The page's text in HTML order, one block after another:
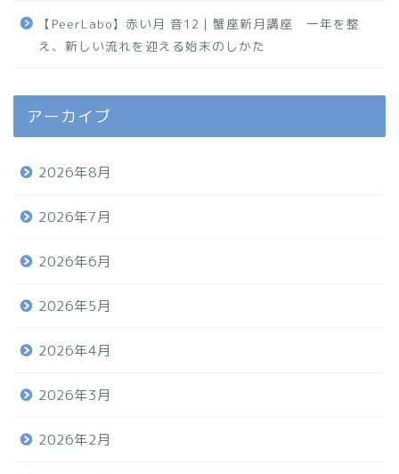
【PeerLabo】赤い月 音12｜蟹座新月講座 一年を整
え、新しい流れを迎える始末のしかた
アーカイブ
2026年8月
2026年7月
2026年6月
2026年5月
2026年4月
2026年3月
2026年2月